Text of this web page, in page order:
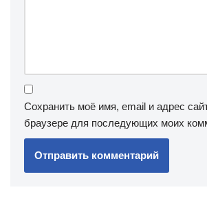
Сохранить моё имя, email и адрес
браузере для последующих моих